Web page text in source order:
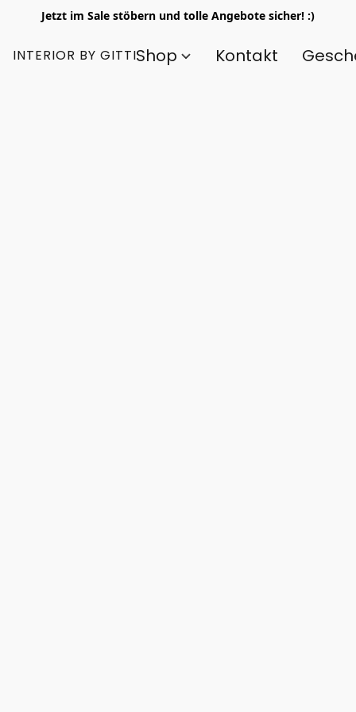
Jetzt im Sale stöbern und tolle Angebote sicher! :)
INTERIOR BY GITTIShop Kontakt